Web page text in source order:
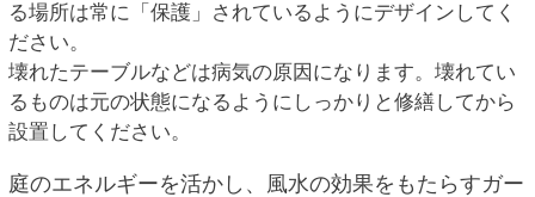
る場所は常に「保護」されているようにデザインしてく
ださい。
壊れたテーブルなどは病気の原因になります。壊れてい
るものは元の状態になるようにしっかりと修繕してから
設置してください。
庭のエネルギーを活かし、風水の効果をもたらすガー